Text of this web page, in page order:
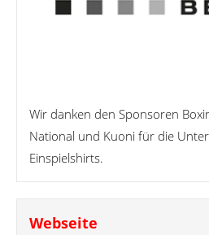
Wir danken den Sponsoren
National und Kuoni für die
Einspielshirts.
Webseite